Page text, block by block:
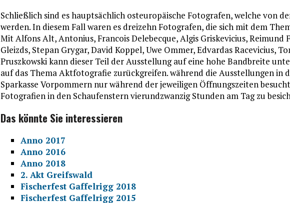
Schließlich sind es hauptsächlich osteuropäische Fotografen, welche von
werden. In diesem Fall waren es dreizehn Fotografen, die sich mit dem
Mit Alfons Alt, Antonius, Francois Delebecque, Algis Griskevicius, Reimund
Gleizds, Stepan Grygar, David Koppel, Uwe Ommer, Edvardas Racevicius,
Pruszkowski kann dieser Teil der Ausstellung auf eine hohe Bandbreite
auf das Thema Aktfotografie zurückgreifen. während die Ausstellungen in
Sparkasse Vorpommern nur während der jeweiligen Öffnungszeiten
Fotografien in den Schaufenstern vierundzwanzig Stunden am Tag zu
Das könnte Sie interessieren
Anno 2017
Anno 2016
Anno 2018
2. Akt Greifswald
Fischerfest Gaffelrigg 2018
Fischerfest Gaffelrigg 2015